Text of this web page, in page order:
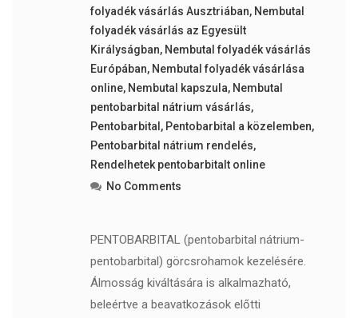
folyadék vásárlás Ausztriában, Nembutal
folyadék vásárlás az Egyesült
Királyságban, Nembutal folyadék vásárlás
Európában, Nembutal folyadék vásárlása
online, Nembutal kapszula, Nembutal
pentobarbital nátrium vásárlás,
Pentobarbital , Pentobarbital a közelemben,
Pentobarbital nátrium rendelés,
Rendelhetek pentobarbitalt online
No Comments
PENTOBARBITAL (pentobarbital nátrium-
pentobarbital) görcsrohamok kezelésére.
Álmosság kiváltására is alkalmazható,
beleértve a beavatkozások előtti